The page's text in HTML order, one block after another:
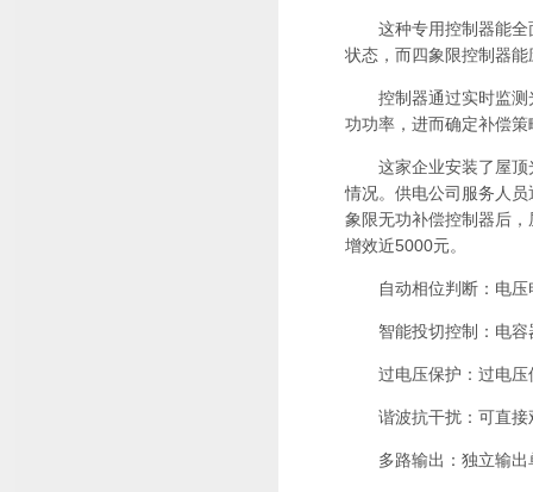
这种专用控制器能全
状态，而四象限控制器
控制器通过实时监测
功功率，进而确定补偿策
这家企业安装了屋顶光
情况。供电公司服务人
象限无功补偿控制器后
增效近5000元。
自动相位判断：电压
智能投切控制：电容
过电压保护：过电压
谐波抗干扰：可直接
多路输出：独立输出